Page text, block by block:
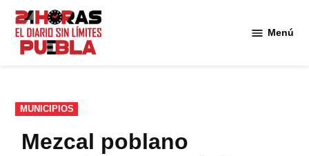
Saltar
contenido
Menú
PUBLICADO
EN
MUNICIPIOS
Mezcal poblano